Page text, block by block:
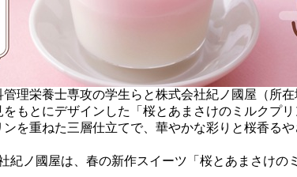
理栄養士専攻の学生らと株式会社紀ノ國屋（所
もとにデザインした「桜とあまさけのミルクプ
を重ねた三層仕立てで、華やかな彩りと桜香る
ノ國屋は、春の新作スイーツ「桜とあまさけ